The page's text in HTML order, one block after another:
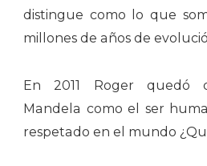
distingue como lo que
millones de años de
En 2011 Roger quedó
Mandela como el ser
respetado en el mundo